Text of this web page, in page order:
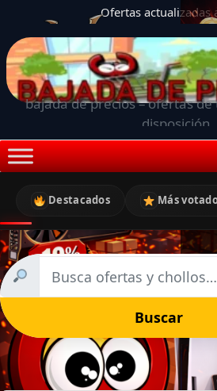
Ofertas actualizadas
bajada de precios – ofertas
disposición.
Destacados Más
Buscar